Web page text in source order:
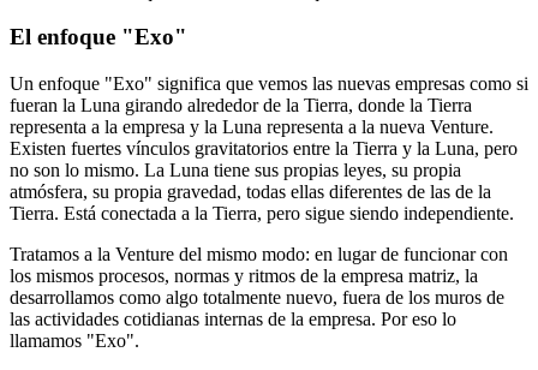
El enfoque "Exo"
Un enfoque "Exo" significa que vemos las nuevas empresas como si
fueran la Luna girando alrededor de la Tierra, donde la Tierra
representa a la empresa y la Luna representa a la nueva Venture.
Existen fuertes vínculos gravitatorios entre la Tierra y la Luna, pero
no son lo mismo. La Luna tiene sus propias leyes, su propia
atmósfera, su propia gravedad, todas ellas diferentes de las de la
Tierra. Está conectada a la Tierra, pero sigue siendo independiente.
Tratamos a la Venture del mismo modo: en lugar de funcionar con
los mismos procesos, normas y ritmos de la empresa matriz, la
desarrollamos como algo totalmente nuevo, fuera de los muros de
las actividades cotidianas internas de la empresa. Por eso lo
llamamos "Exo".